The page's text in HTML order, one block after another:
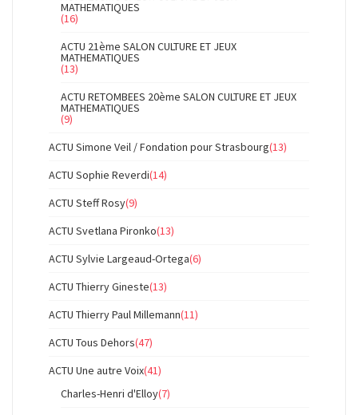
MATHEMATIQUES
(16)
ACTU 21ème SALON CULTURE ET JEUX
MATHEMATIQUES
(13)
ACTU RETOMBEES 20ème SALON CULTURE ET JEUX
MATHEMATIQUES
(9)
ACTU Simone Veil / Fondation pour Strasbourg(13)
ACTU Sophie Reverdi(14)
ACTU Steff Rosy(9)
ACTU Svetlana Pironko(13)
ACTU Sylvie Largeaud-Ortega(6)
ACTU Thierry Gineste(13)
ACTU Thierry Paul Millemann(11)
ACTU Tous Dehors(47)
ACTU Une autre Voix(41)
Charles-Henri d'Elloy(7)